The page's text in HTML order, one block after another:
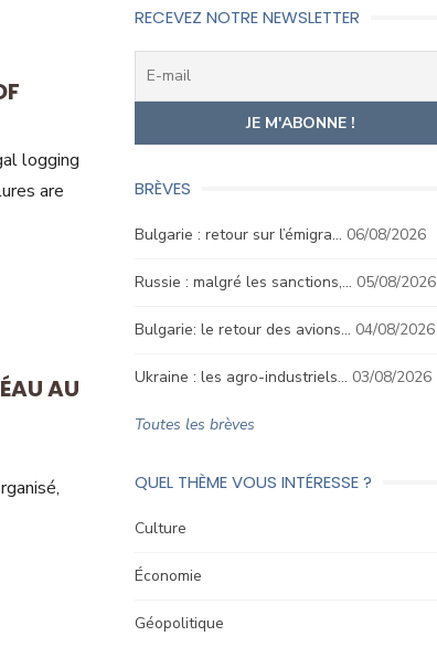
logging
are
AU
RECEVEZ NOTRE NEWSLETTER
BRÈVES
Bulgarie : retour sur l’émigra… 06/08/2026
Russie : malgré les sanctions,… 05/08/2026
Bulgarie: le retour des avions… 04/08/2026
Ukraine : les agro-industriels… 03/08/2026
Toutes les brèves
QUEL THÈME VOUS INTÉRESSE ?
Culture
Économie
Géopolitique